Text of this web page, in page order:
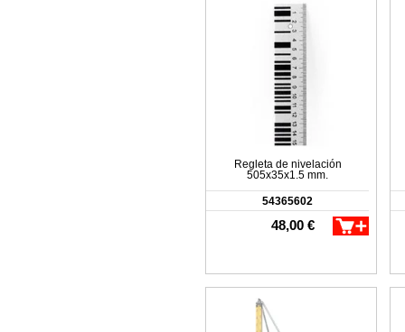
Regleta de nivelación
505x35x1.5 mm.
54365602
48,00 €